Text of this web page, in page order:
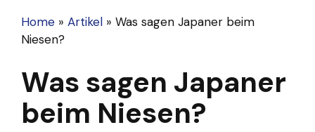
Home » Artikel » Was sagen Japaner beim
Niesen?
Was sagen Japaner
beim Niesen?